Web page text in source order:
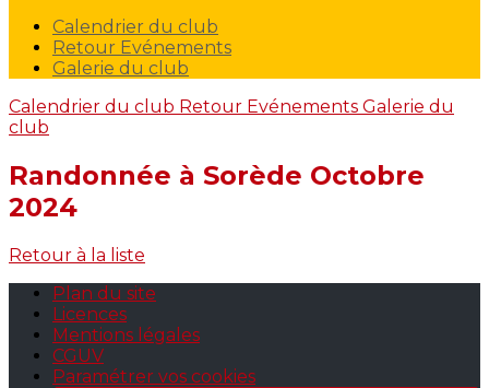
Calendrier du club
Retour Evénements
Galerie du club
Calendrier du club Retour Evénements Galerie du
club
Randonnée à Sorède Octobre
2024
Retour à la liste
Plan du site
Licences
Mentions légales
CGUV
Paramétrer vos cookies